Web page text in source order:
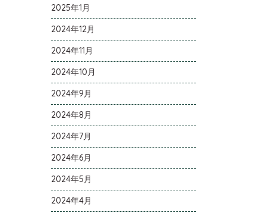
2025年1月
2024年12月
2024年11月
2024年10月
2024年9月
2024年8月
2024年7月
2024年6月
2024年5月
2024年4月